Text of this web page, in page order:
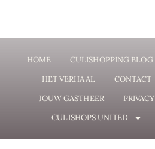
HOME
CULISHOPPING BLOG
HET VERHAAL
CONTACT
JOUW GASTHEER
PRIVACY
CULISHOPS UNITED